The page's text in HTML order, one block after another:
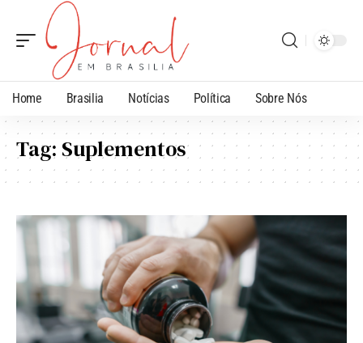
Home Brasilia Notícias Política Sobre Nós
Tag: Suplementos